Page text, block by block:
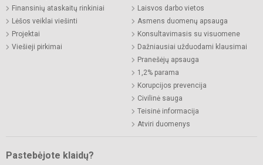
Finansinių ataskaitų rinkiniai
Lėšos veiklai viešinti
Projektai
Viešieji pirkimai
Laisvos darbo vietos
Asmens duomenų apsauga
Konsultavimasis su visuomene
Dažniausiai užduodami klausimai
Pranešėjų apsauga
1,2% parama
Korupcijos prevencija
Civilinė sauga
Teisinė informacija
Atviri duomenys
Pastebėjote klaidų?